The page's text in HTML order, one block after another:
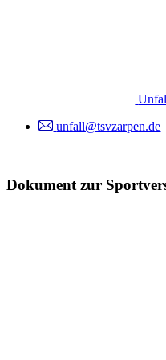
unfall@tsvzarpen.de
Dokument zur